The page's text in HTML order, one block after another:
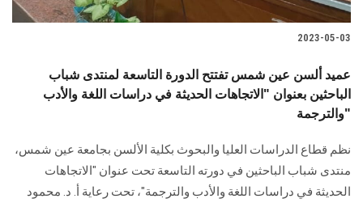
الخريجين
الزائـرون
سجل الان
2023-05-03
عميد ألسن عين شمس تفتتح الدورة التاسعة لمنتدى شباب
الباحثين بعنوان "الاتجاهات الحديثة في دراسات اللغة والأدب
والترجمة"
نظم قطاع الدراسات العليا والبحوث بكلية الألسن بجامعة عين شمس،
منتدى شباب الباحثين في دورته التاسعة تحت عنوان "الاتجاهات
الحديثة في دراسات اللغة والأدب والترجمة"، تحت رعاية أ. د. محمود